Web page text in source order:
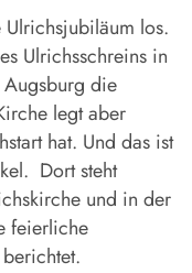
los.
Ulrichsschreins in
die
legt aber
hat. Und das ist
Dort steht
und in der
feierliche